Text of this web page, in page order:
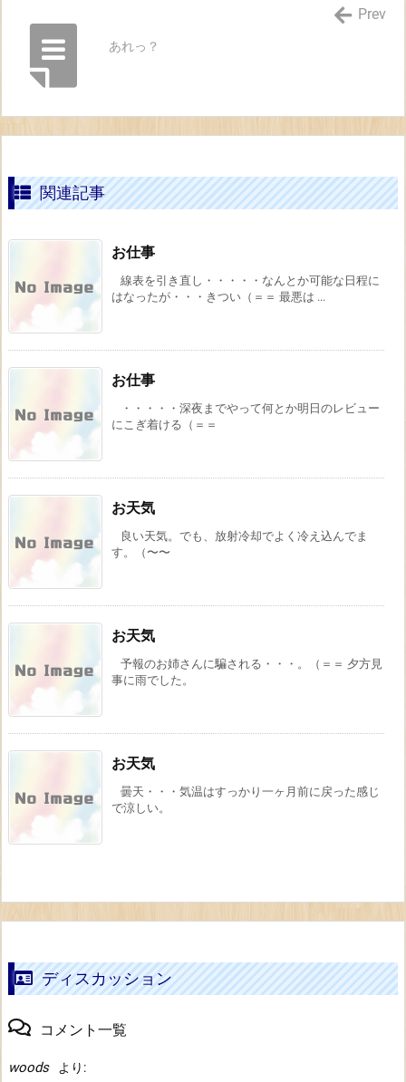
あれっ？
Prev
関連記事
お仕事
線表を引き直し・・・・・なんとか可能な日程に
はなったが・・・きつい（＝＝ 最悪は ...
お仕事
・・・・・深夜までやって何とか明日のレビュー
にこぎ着ける（＝＝
お天気
良い天気。でも、放射冷却でよく冷え込んでま
す。（〜〜
お天気
予報のお姉さんに騙される・・・。（＝＝ 夕方見
事に雨でした。
お天気
曇天・・・気温はすっかり一ヶ月前に戻った感じ
で涼しい。
ディスカッション
コメント一覧
woods より: